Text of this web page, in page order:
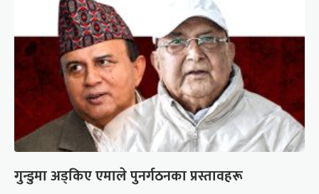
गुन्डुमा अड्किए एमाले पुनर्गठनका प्रस्तावहरू